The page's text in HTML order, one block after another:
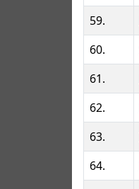
59.
60.
61.
62.
63.
64.